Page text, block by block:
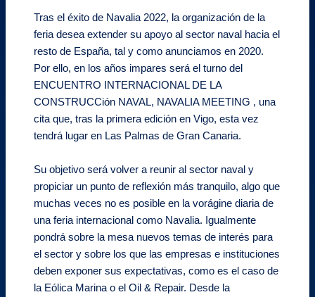
Tras el éxito de Navalia 2022, la organización de la
feria desea extender su apoyo al sector naval hacia el
resto de España, tal y como anunciamos en 2020.
Por ello, en los años impares será el turno del
ENCUENTRO INTERNACIONAL DE LA
CONSTRUCCión NAVAL, NAVALIA MEETING , una
cita que, tras la primera edición en Vigo, esta vez
tendrá lugar en Las Palmas de Gran Canaria.
Su objetivo será volver a reunir al sector naval y
propiciar un punto de reflexión más tranquilo, algo que
muchas veces no es posible en la vorágine diaria de
una feria internacional como Navalia. Igualmente
pondrá sobre la mesa nuevos temas de interés para
el sector y sobre los que las empresas e instituciones
deben exponer sus expectativas, como es el caso de
la Eólica Marina o el Oil & Repair. Desde la